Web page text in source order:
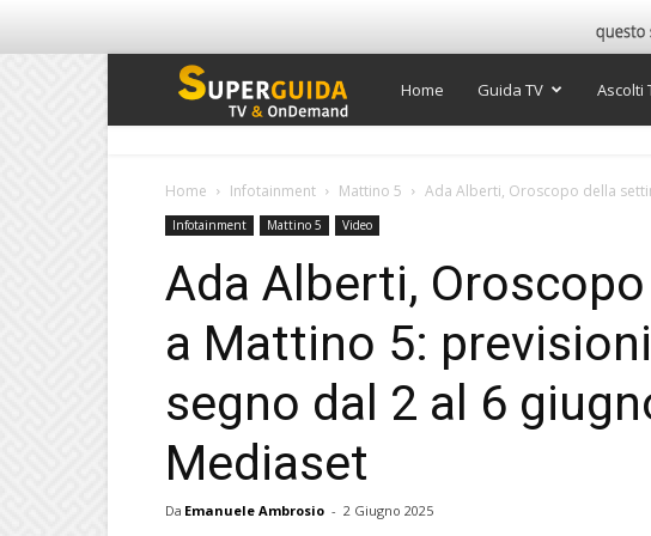
Super
Home Guida TV Ascolti
Home Infotainment Mattino 5 Ada Alberti, Oroscopo della
Infotainment Mattino 5 Video
Ada Alberti,
a Mattino 5:
segno dal 2 al 6
Mediaset
Da Emanuele Ambrosio - 2 Giugno 2025